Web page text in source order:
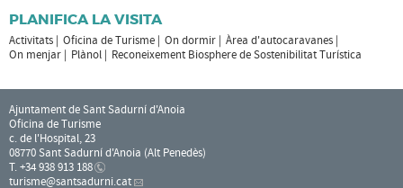
PLANIFICA LA VISITA
Activitats Oficina de Turisme On dormir
Àrea d'autocaravanes
On menjar
Plànol Reconeixement Biosphere de Sostenibilitat Turística
Ajuntament de Sant Sadurní d'Anoia
Oficina de Turisme
c. de l'Hospital, 23
08770 Sant Sadurní d'Anoia (Alt Penedès)
T. +34 938 913 188
turisme@santsadurni.cat